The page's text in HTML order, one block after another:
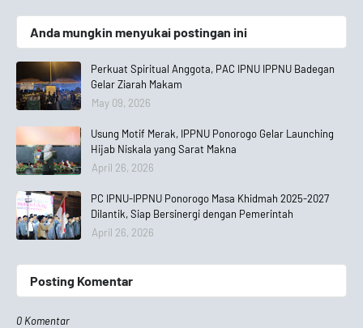
Anda mungkin menyukai postingan ini
Perkuat Spiritual Anggota, PAC IPNU IPPNU Badegan
Gelar Ziarah Makam
May 09, 2026
Usung Motif Merak, IPPNU Ponorogo Gelar Launching
Hijab Niskala yang Sarat Makna
April 26, 2026
PC IPNU-IPPNU Ponorogo Masa Khidmah 2025-2027
Dilantik, Siap Bersinergi dengan Pemerintah
April 26, 2026
Posting Komentar
0 Komentar